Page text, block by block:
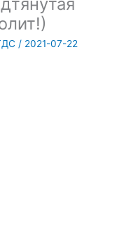
/ 2021-07-22